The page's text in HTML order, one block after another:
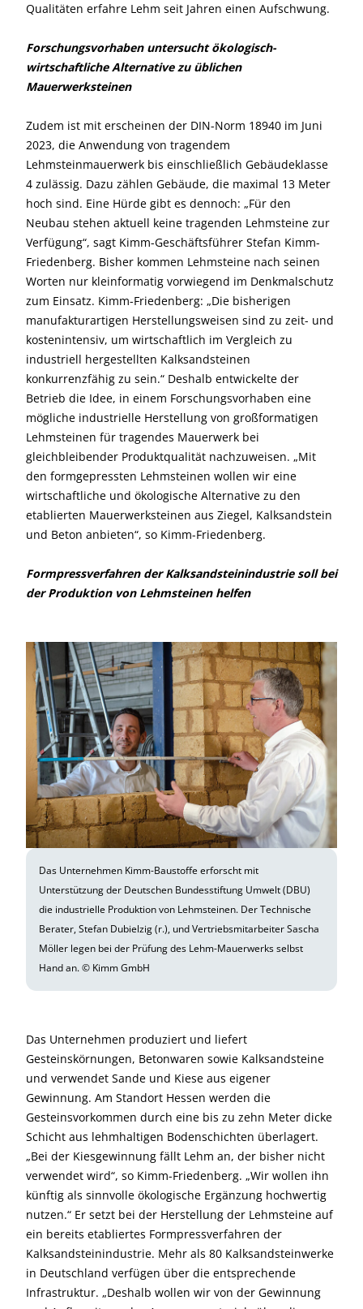
Qualitäten erfahre Lehm seit Jahren einen Aufschwung.
Forschungsvorhaben untersucht ökologisch-
wirtschaftliche Alternative zu üblichen
Mauerwerksteinen
Zudem ist mit erscheinen der DIN-Norm 18940 im Juni
2023, die Anwendung von tragendem
Lehmsteinmauerwerk bis einschließlich Gebäudeklasse
4 zulässig. Dazu zählen Gebäude, die maximal 13 Meter
hoch sind. Eine Hürde gibt es dennoch: „Für den
Neubau stehen aktuell keine tragenden Lehmsteine zur
Verfügung“, sagt Kimm-Geschäftsführer Stefan Kimm-
Friedenberg. Bisher kommen Lehmsteine nach seinen
Worten nur kleinformatig vorwiegend im Denkmalschutz
zum Einsatz. Kimm-Friedenberg: „Die bisherigen
manufakturartigen Herstellungsweisen sind zu zeit- und
kostenintensiv, um wirtschaftlich im Vergleich zu
industriell hergestellten Kalksandsteinen
konkurrenzfähig zu sein.“ Deshalb entwickelte der
Betrieb die Idee, in einem Forschungsvorhaben eine
mögliche industrielle Herstellung von großformatigen
Lehmsteinen für tragendes Mauerwerk bei
gleichbleibender Produktqualität nachzuweisen. „Mit
den formgepressten Lehmsteinen wollen wir eine
wirtschaftliche und ökologische Alternative zu den
etablierten Mauerwerksteinen aus Ziegel, Kalksandstein
und Beton anbieten“, so Kimm-Friedenberg.
Formpressverfahren der Kalksandsteinindustrie soll bei
der Produktion von Lehmsteinen helfen
Das Unternehmen Kimm-Baustoffe erforscht mit
Unterstützung der Deutschen Bundesstiftung Umwelt (DBU)
die industrielle Produktion von Lehmsteinen. Der Technische
Berater, Stefan Dubielzig (r.), und Vertriebsmitarbeiter Sascha
Möller legen bei der Prüfung des Lehm-Mauerwerks selbst
Hand an. © Kimm GmbH
Das Unternehmen produziert und liefert
Gesteinskörnungen, Betonwaren sowie Kalksandsteine
und verwendet Sande und Kiese aus eigener
Gewinnung. Am Standort Hessen werden die
Gesteinsvorkommen durch eine bis zu zehn Meter dicke
Schicht aus lehmhaltigen Bodenschichten überlagert.
„Bei der Kiesgewinnung fällt Lehm an, der bisher nicht
verwendet wird“, so Kimm-Friedenberg. „Wir wollen ihn
künftig als sinnvolle ökologische Ergänzung hochwertig
nutzen.“ Er setzt bei der Herstellung der Lehmsteine auf
ein bereits etabliertes Formpressverfahren der
Kalksandsteinindustrie. Mehr als 80 Kalksandsteinwerke
in Deutschland verfügen über die entsprechende
Infrastruktur. „Deshalb wollen wir von der Gewinnung